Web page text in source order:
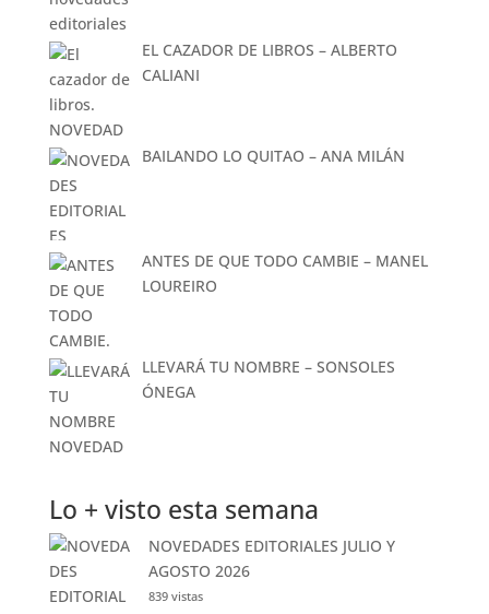
EL CAZADOR DE LIBROS – ALBERTO
CALIANI
BAILANDO LO QUITAO – ANA MILÁN
ANTES DE QUE TODO CAMBIE – MANEL
LOUREIRO
LLEVARÁ TU NOMBRE – SONSOLES
ÓNEGA
Lo + visto esta semana
NOVEDADES EDITORIALES JULIO Y
AGOSTO 2026
839 vistas